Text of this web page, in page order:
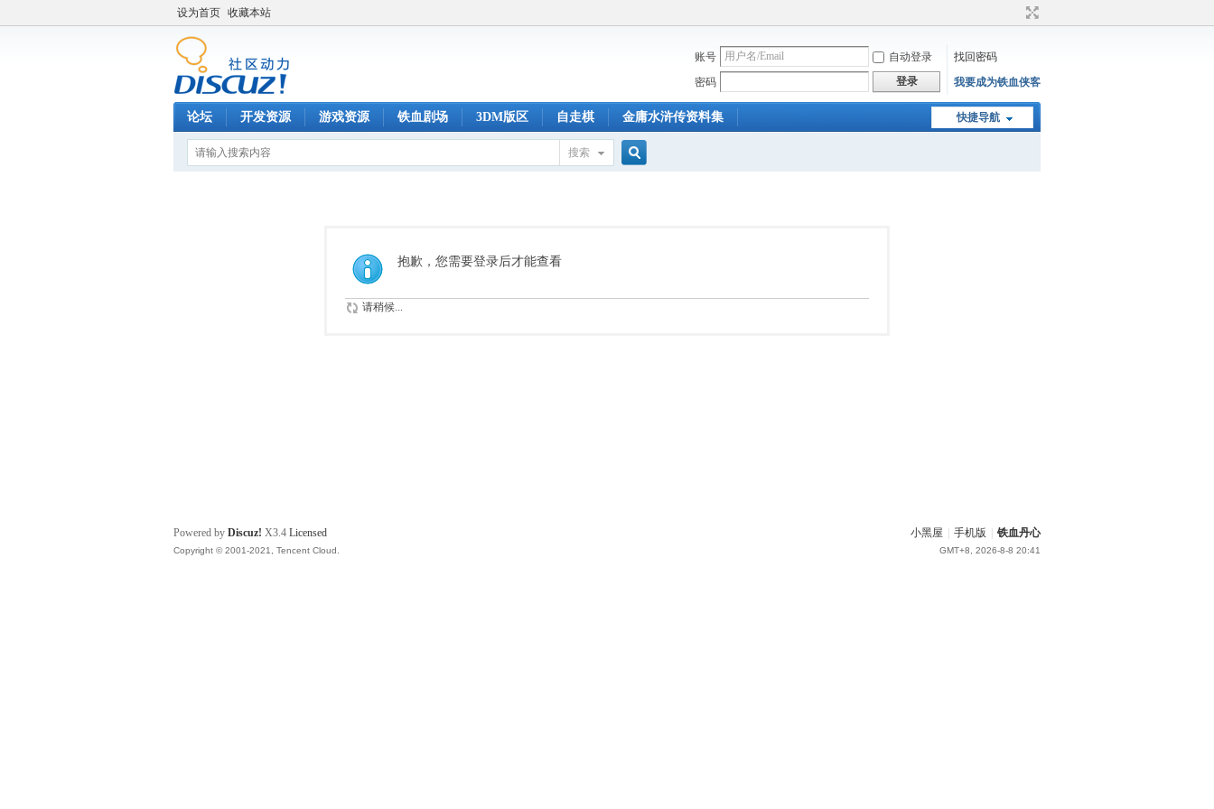
设为首页 收藏本站
账号 自动登录
找回密码
密码
登录 我要成为铁血侠客
快捷导航
论坛 开发资源 游戏资源 铁血剧场 3DM版区 自走棋 金庸水浒传资料集
搜索
抱歉，您需要登录后才能查看
请稍候...
小黑屋 手机版 铁血丹心
GMT+8, 2026-8-8 20:41
Powered by Discuz! X3.4 Licensed
Copyright © 2001-2021, Tencent Cloud.